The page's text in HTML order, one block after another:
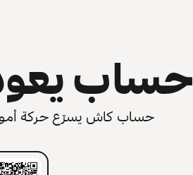
حساب
حساب كاش يسرّع حركة